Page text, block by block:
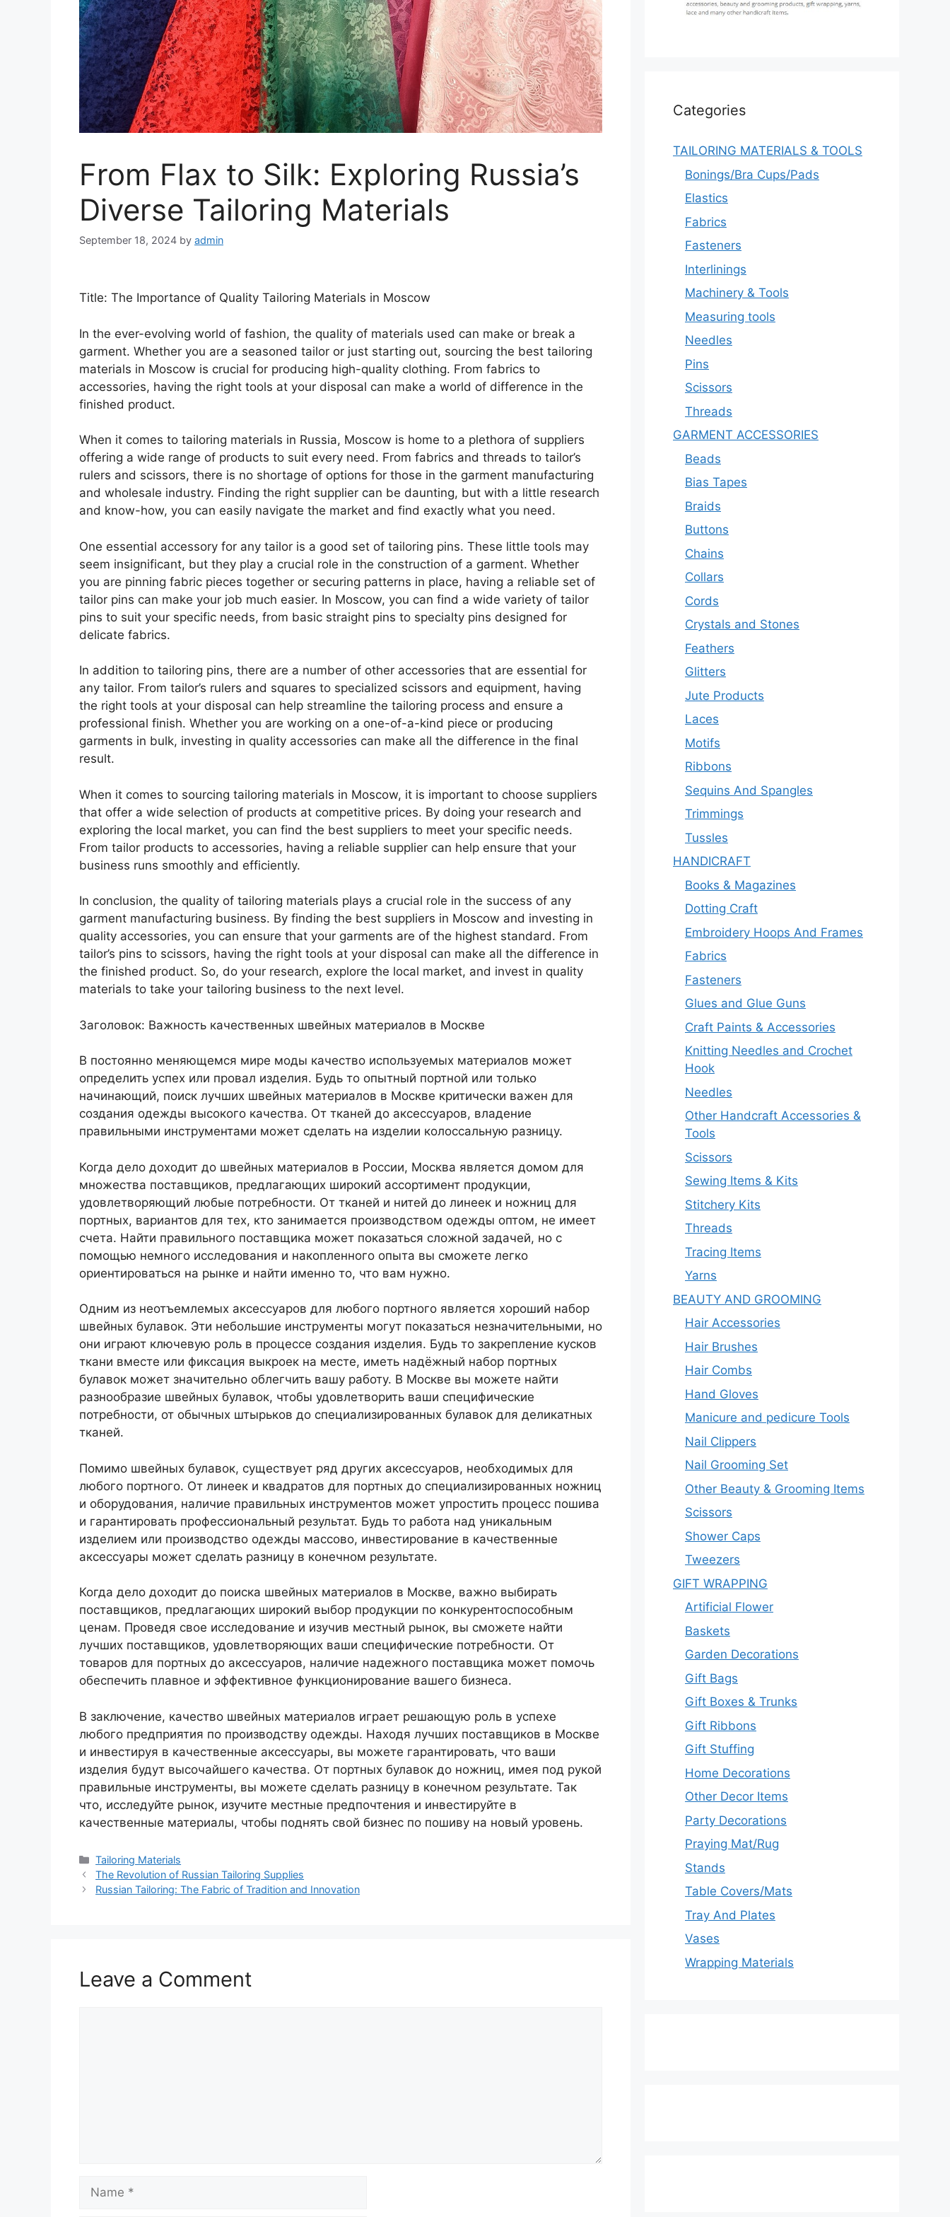
From Flax to Silk: Exploring Russia’s
Diverse Tailoring Materials
September 18, 2024 by admin
Title: The Importance of Quality Tailoring Materials in Moscow
In the ever-evolving world of fashion, the quality of materials used can make or break a
garment. Whether you are a seasoned tailor or just starting out, sourcing the best tailoring
materials in Moscow is crucial for producing high-quality clothing. From fabrics to
accessories, having the right tools at your disposal can make a world of difference in the
finished product.
When it comes to tailoring materials in Russia, Moscow is home to a plethora of suppliers
offering a wide range of products to suit every need. From fabrics and threads to tailor’s
rulers and scissors, there is no shortage of options for those in the garment manufacturing
and wholesale industry. Finding the right supplier can be daunting, but with a little research
and know-how, you can easily navigate the market and find exactly what you need.
One essential accessory for any tailor is a good set of tailoring pins. These little tools may
seem insignificant, but they play a crucial role in the construction of a garment. Whether
you are pinning fabric pieces together or securing patterns in place, having a reliable set of
tailor pins can make your job much easier. In Moscow, you can find a wide variety of tailor
pins to suit your specific needs, from basic straight pins to specialty pins designed for
delicate fabrics.
In addition to tailoring pins, there are a number of other accessories that are essential for
any tailor. From tailor’s rulers and squares to specialized scissors and equipment, having
the right tools at your disposal can help streamline the tailoring process and ensure a
professional finish. Whether you are working on a one-of-a-kind piece or producing
garments in bulk, investing in quality accessories can make all the difference in the final
result.
When it comes to sourcing tailoring materials in Moscow, it is important to choose suppliers
that offer a wide selection of products at competitive prices. By doing your research and
exploring the local market, you can find the best suppliers to meet your specific needs.
From tailor products to accessories, having a reliable supplier can help ensure that your
business runs smoothly and efficiently.
In conclusion, the quality of tailoring materials plays a crucial role in the success of any
garment manufacturing business. By finding the best suppliers in Moscow and investing in
quality accessories, you can ensure that your garments are of the highest standard. From
tailor’s pins to scissors, having the right tools at your disposal can make all the difference in
the finished product. So, do your research, explore the local market, and invest in quality
materials to take your tailoring business to the next level.
Заголовок: Важность качественных швейных материалов в Москве
В постоянно меняющемся мире моды качество используемых материалов может
определить успех или провал изделия. Будь то опытный портной или только
начинающий, поиск лучших швейных материалов в Москве критически важен для
создания одежды высокого качества. От тканей до аксессуаров, владение
правильными инструментами может сделать на изделии колоссальную разницу.
Когда дело доходит до швейных материалов в России, Москва является домом для
множества поставщиков, предлагающих широкий ассортимент продукции,
удовлетворяющий любые потребности. От тканей и нитей до линеек и ножниц для
портных, вариантов для тех, кто занимается производством одежды оптом, не имеет
счета. Найти правильного поставщика может показаться сложной задачей, но с
помощью немного исследования и накопленного опыта вы сможете легко
ориентироваться на рынке и найти именно то, что вам нужно.
Одним из неотъемлемых аксессуаров для любого портного является хороший набор
швейных булавок. Эти небольшие инструменты могут показаться незначительными, но
они играют ключевую роль в процессе создания изделия. Будь то закрепление кусков
ткани вместе или фиксация выкроек на месте, иметь надёжный набор портных
булавок может значительно облегчить вашу работу. В Москве вы можете найти
разнообразие швейных булавок, чтобы удовлетворить ваши специфические
потребности, от обычных штырьков до специализированных булавок для деликатных
тканей.
Помимо швейных булавок, существует ряд других аксессуаров, необходимых для
любого портного. От линеек и квадратов для портных до специализированных ножниц
и оборудования, наличие правильных инструментов может упростить процесс пошива
и гарантировать профессиональный результат. Будь то работа над уникальным
изделием или производство одежды массово, инвестирование в качественные
аксессуары может сделать разницу в конечном результате.
Когда дело доходит до поиска швейных материалов в Москве, важно выбирать
поставщиков, предлагающих широкий выбор продукции по конкурентоспособным
ценам. Проведя свое исследование и изучив местный рынок, вы сможете найти
лучших поставщиков, удовлетворяющих ваши специфические потребности. От
товаров для портных до аксессуаров, наличие надежного поставщика может помочь
обеспечить плавное и эффективное функционирование вашего бизнеса.
В заключение, качество швейных материалов играет решающую роль в успехе
любого предприятия по производству одежды. Находя лучших поставщиков в Москве
и инвестируя в качественные аксессуары, вы можете гарантировать, что ваши
изделия будут высочайшего качества. От портных булавок до ножниц, имея под рукой
правильные инструменты, вы можете сделать разницу в конечном результате. Так
что, исследуйте рынок, изучите местные предпочтения и инвестируйте в
качественные материалы, чтобы поднять свой бизнес по пошиву на новый уровень.
Categories
Tailoring Materials
The Revolution of Russian Tailoring Supplies
Russian Tailoring: The Fabric of Tradition and Innovation
Leave a Comment
Categories
TAILORING MATERIALS & TOOLS
Bonings/Bra Cups/Pads
Elastics
Fabrics
Fasteners
Interlinings
Machinery & Tools
Measuring tools
Needles
Pins
Scissors
Threads
GARMENT ACCESSORIES
Beads
Bias Tapes
Braids
Buttons
Chains
Collars
Cords
Crystals and Stones
Feathers
Glitters
Jute Products
Laces
Motifs
Ribbons
Sequins And Spangles
Trimmings
Tussles
HANDICRAFT
Books & Magazines
Dotting Craft
Embroidery Hoops And Frames
Fabrics
Fasteners
Glues and Glue Guns
Craft Paints & Accessories
Knitting Needles and Crochet
Hook
Needles
Other Handcraft Accessories &
Tools
Scissors
Sewing Items & Kits
Stitchery Kits
Threads
Tracing Items
Yarns
BEAUTY AND GROOMING
Hair Accessories
Hair Brushes
Hair Combs
Hand Gloves
Manicure and pedicure Tools
Nail Clippers
Nail Grooming Set
Other Beauty & Grooming Items
Scissors
Shower Caps
Tweezers
GIFT WRAPPING
Artificial Flower
Baskets
Garden Decorations
Gift Bags
Gift Boxes & Trunks
Gift Ribbons
Gift Stuffing
Home Decorations
Other Decor Items
Party Decorations
Praying Mat/Rug
Stands
Table Covers/Mats
Tray And Plates
Vases
Wrapping Materials